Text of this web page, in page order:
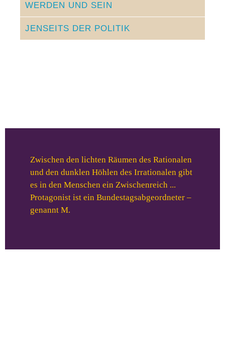
WERDEN UND SEIN
JENSEITS DER POLITIK
Zwischen den lichten Räumen des Rationalen
und den dunklen Höhlen des Irrationalen gibt
es in den Menschen ein Zwischenreich ...
Protagonist ist ein Bundestagsabgeordneter –
genannt M.